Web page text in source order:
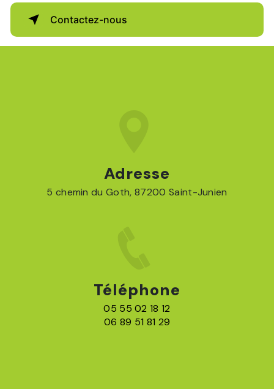
Contactez-nous
Adresse
5 chemin du Goth, 87200 Saint-Junien
Téléphone
05 55 02 18 12
06 89 51 81 29